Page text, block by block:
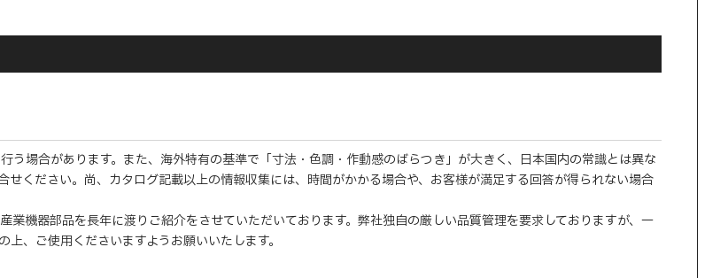
場合があります。また、海外特有の基準で「寸法・色調・作動感のばらつき」が大きく、日本国内の常識とは異な
ください。尚、カタログ記載以上の情報収集には、時間がかかる場合や、お客様が満足する回答が得られない場合
機器部品を長年に渡りご紹介をさせていただいております。弊社独自の厳しい品質管理を要求しておりますが、一
、ご使用くださいますようお願いいたします。